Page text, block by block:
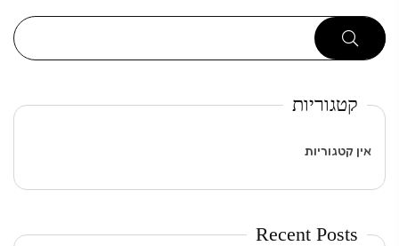
קטגוריות
אין קטגוריות
Recent Posts